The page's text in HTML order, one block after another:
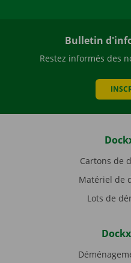
Bulletin
Restez informés des
Cartons de
Matériel de
Lots de